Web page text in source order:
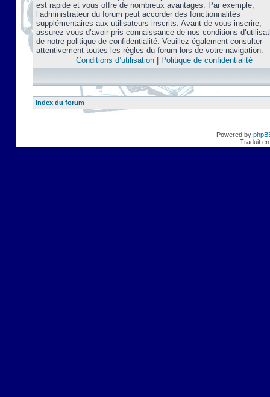
est rapide et vous offre de nombreux avantages. Par exemple,
l’administrateur du forum peut accorder des fonctionnalités
supplémentaires aux utilisateurs inscrits. Avant de vous inscrire,
assurez-vous d’avoir pris connaissance de nos conditions
de notre politique de confidentialité. Veuillez également consulter
attentivement toutes les règles du forum lors de votre navigation.
Conditions d’utilisation| Politique de confidentialité
Index du forum
Powered by
Traduit